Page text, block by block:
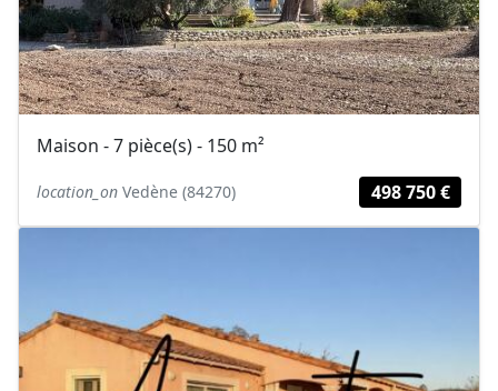
Maison - 7 pièce(s) - 150 m²
location_on Vedène (84270) 498 750 €